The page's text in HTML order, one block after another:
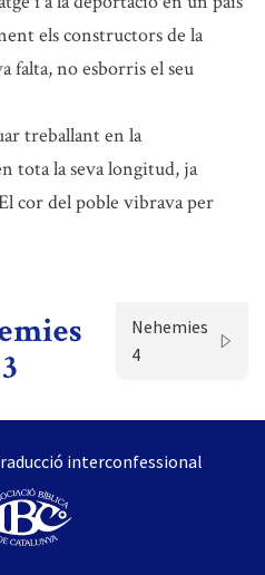
els constructors de la
falta, no esborris el seu
treballant en la
tota la seva longitud, ja
cor del poble vibrava per
3
Nehemies
4
interconfessional